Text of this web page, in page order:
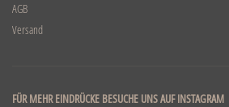
AGB
Versand
FÜR MEHR EINDRÜCKE BESUCHE UNS AUF INSTAGRAM